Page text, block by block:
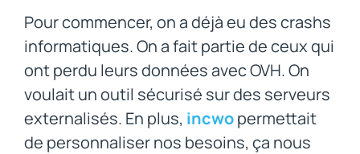
Pour commencer, on a déjà eu des crashs
informatiques. On a fait partie de ceux qui
ont perdu leurs données avec OVH. On
voulait un outil sécurisé sur des serveurs
externalisés. En plus, incwopermettait
de personnaliser nos besoins, ça nous